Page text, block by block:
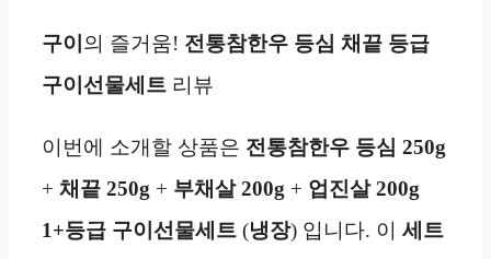
구이 의 즐거움! 전통참한우 등심 채끝 등급
구이선물세트 리뷰
이번에 소개할 상품은 전통참한우 등심 250g
+ 채끝 250g + 부채살 200g + 업진살 200g
1+등급 구이선물세트 (냉장) 입니다. 이 세트